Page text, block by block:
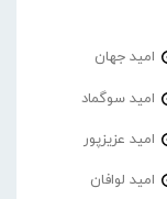
امید جهان
امید سوگماد
امید عزیزپور
امید لوافان